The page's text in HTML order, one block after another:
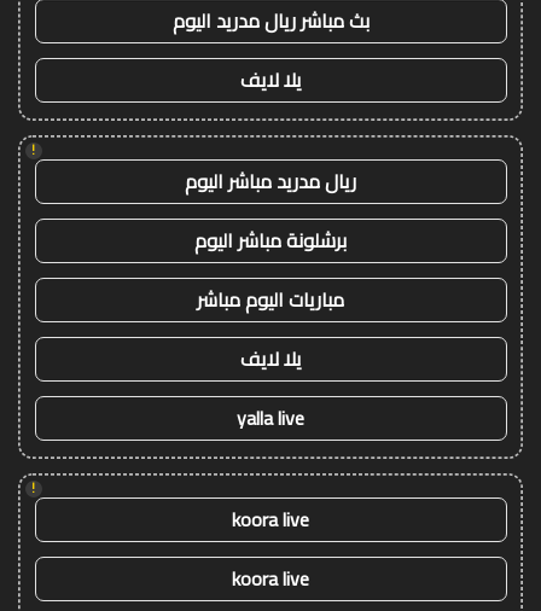
بث مباشر ريال مدريد اليوم
يلا لايف
!
ريال مدريد مباشر اليوم
برشلونة مباشر اليوم
مباريات اليوم مباشر
يلا لايف
yalla live
!
koora live
koora live